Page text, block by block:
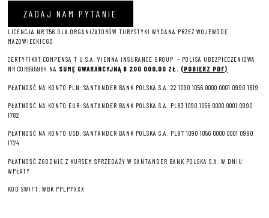
ZADAJ NAM PYTANIE
LICENCJA NR 756 DLA ORGANIZATORÓW TURYSTYKI WYDANA PRZEZ WOJEWODĘ
MAZOWIECKIEGO
CERTYFIKAT COMPENSA T U S.A. VIENNA INSURANCE GROUP – POLISA UBEZPIECZENIOWA
NR COR695964 NA SUMĘ GWARANCYJNĄ 8 200 000,00 ZŁ. (POBIERZ PDF)
PŁATNOŚĆ NA KONTO PLN: SANTANDER BANK POLSKA S.A. 22 1090 1056 0000 0001 0990 1619
PŁATNOŚĆ NA KONTO EUR: SANTANDER BANK POLSKA S.A. PL83 1090 1056 0000 0001 0990
1782
PŁATNOŚĆ NA KONTO USD: SANTANDER BANK POLSKA S.A. PL97 1090 1056 0000 0001 0990
1724
PŁATNOŚĆ ZGODNIE Z KURSEM SPRZEDAŻY W SANTANDER BANK POLSKA S.A. W DNIU
WPŁATY
KOD SWIFT: WBK PPLPPXXX